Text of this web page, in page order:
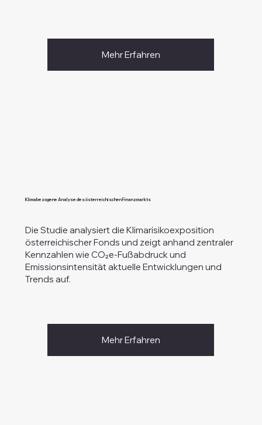
Mehr Erfahren
Klimabezogene Analyse des österreichischen Finanzmarkts
Die Studie analysiert die Klimarisikoexposition
österreichischer Fonds und zeigt anhand zentraler
Kennzahlen wie CO₂e-Fußabdruck und
Emissionsintensität aktuelle Entwicklungen und
Trends auf.
Mehr Erfahren